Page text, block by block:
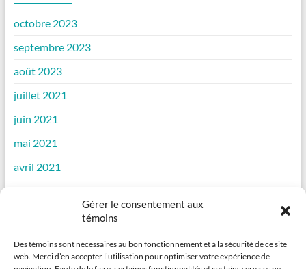
Gérer le consentement aux
témoins
Des témoins sont nécessaires au bon fonctionnement et à la sécurité de ce site
web. Merci d’en accepter l’utilisation pour optimiser votre expérience de
octobre 2023
septembre 2023
août 2023
juillet 2021
juin 2021
mai 2021
avril 2021
janvier 2021
décembre 2020